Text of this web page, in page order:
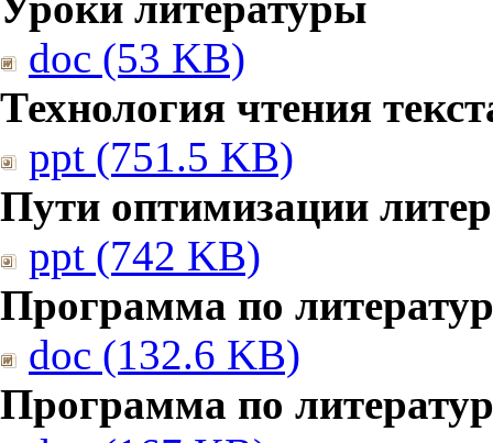
doc (53 KB)
Технология чтения
ppt (751.5 KB)
Пути оптимизации
ppt (742 KB)
Программа по
doc (132.6 KB)
Программа по